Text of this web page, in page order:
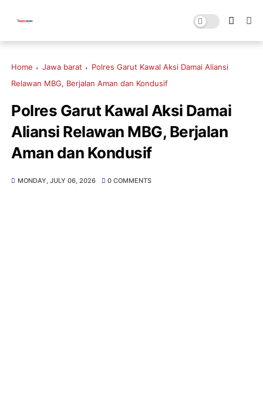
Home Jawa barat
Polres Garut Kawal Aksi Damai Aliansi
Relawan MBG, Berjalan Aman dan Kondusif
Polres Garut Kawal Aksi Damai
Aliansi Relawan MBG, Berjalan
Aman dan Kondusif
MONDAY, JULY 06, 2026 0 COMMENTS